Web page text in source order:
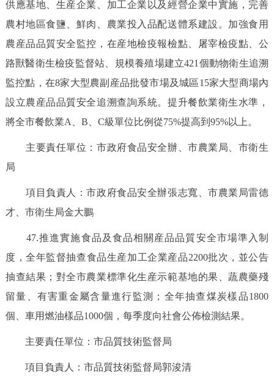
供應基地、生産企業、加工企業以及經營企業中實施，完善
農村地區食鹽、鮮肉、農業投入品配送體系建設。加強食用
農産品品質安全監控，在産地檢疫報檢點、屠宰檢疫點、公
路獸醫衛生檢疫監督站、規模養殖場建立421個動物衛生追溯
監控點，在8家大型農副産品批發市場及城區15家大型商場內
設立農産品品質安全追溯查詢系統。提升餐飲業衛生水準，
將全市餐飲業A、B、C級單位比例從75%提高到95%以上。
主要責任單位：市政府食品安全辦、市農業局、市衛生
局
項目負責人：市政府食品安全辦張志寬、市農業局雷德
才、市衛生局金大鵬
47.推進實施食品及食品相關産品品質安全市場準入制
度，全年監督抽查食品生産加工企業産品2200批次，並公告
抽查結果；對全市農業標準化生産示範基地的果、蔬農藥殘
留量、有害重金屬含量進行監測；全年抽查煤炭樣品1800
個、車用燃油樣品1000個，每季度向社會公佈檢測結果。
主要責任單位：市品質技術監督局
項目負責人：市品質技術監督局郭浚清